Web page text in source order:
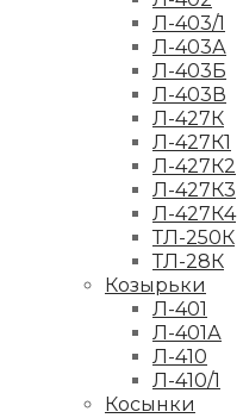
Л-403/1
Л-403А
Л-403Б
Л-403В
Л-427К
Л-427К1
Л-427К2
Л-427К3
Л-427К4
ТЛ-250К
ТЛ-28К
Козырьки
Л-401
Л-401А
Л-410
Л-410/1
Косынки